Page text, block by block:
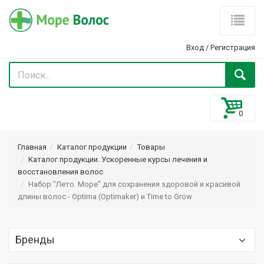
Вход / Регистрация
Главная Каталог продукции
Товары
Каталог продукции. Ускоренные курсы лечения и
восстановления волос
Набор "Лето. Море" для сохранения здоровой и красивой
длины волос - Optima (Optimaker) и Time to Grow
Бренды